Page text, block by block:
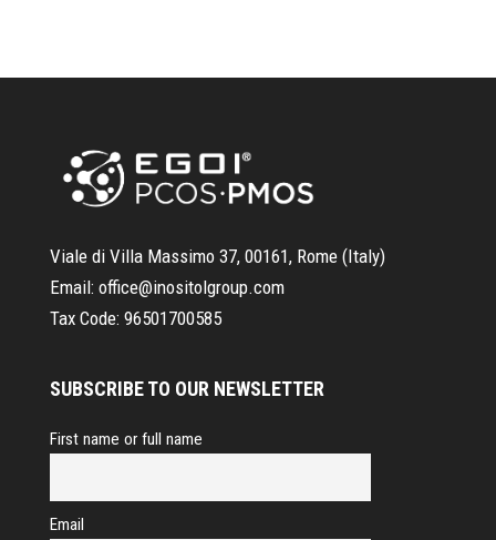
Viale di Villa Massimo 37, 00161, Rome (Italy)
Email: office@inositolgroup.com
Tax Code: 96501700585
SUBSCRIBE TO OUR NEWSLETTER
First name or full name
Email